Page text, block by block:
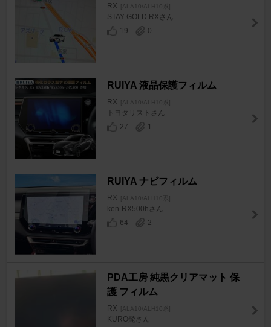
RX [ALA10/ALH10系]
STAY GOLD RXさん
19
0
RUIYA 液晶保護フィルム
RX [ALA10/ALH10系]
トヨタリストさん
27
1
RUIYA ナビフィルム
RX [ALA10/ALH10系]
ken-RX500hさん
64
2
PDA工房 純黒クリアマット 保
護 フィルム
RX [ALA10/ALH10系]
KURO髭さん